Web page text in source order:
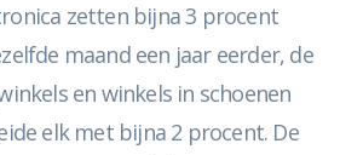
zetten bijna 3 procent
maand een jaar eerder, de
en winkels in schoenen
elk met bijna 2 procent. De